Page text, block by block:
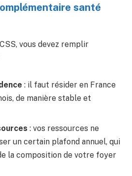
santé
vous devez remplir
: il faut résider en France
de manière stable et
: vos ressources ne
un certain plafond annuel, qui
la composition de votre foyer